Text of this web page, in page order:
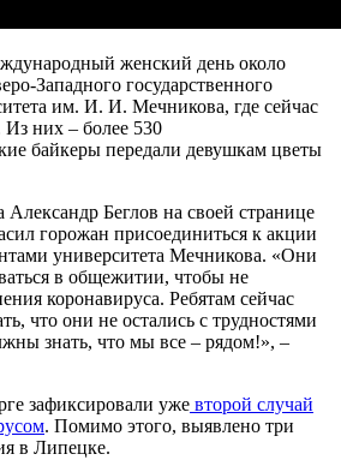
женский день около
Западного государственного
им. И. И. Мечникова, где сейчас
Из них – более 530
байкеры передали девушкам цветы
Александр Беглов на своей странице
горожан присоединиться к акции
университета Мечникова. «Они
в общежитии, чтобы не
коронавируса. Ребятам сейчас
что они не остались с трудностями
знать, что мы все – рядом!», –
зафиксировали уже второй случай
. Помимо этого, выявлено три
в Липецке.